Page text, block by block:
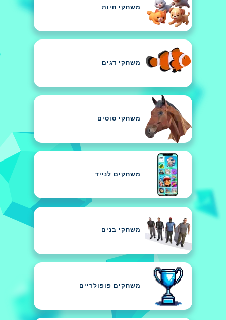
משחקי חיות
משחקי דגים
משחקי סוסים
משחקים לנייד
משחקי בנים
משחקים פופולריים